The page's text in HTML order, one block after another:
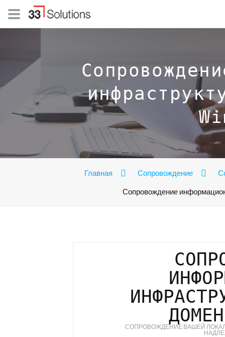
Главная Сопровождение
Сопровождение
СОПРОВОЖДЕНИЕ ВАШЕЙ